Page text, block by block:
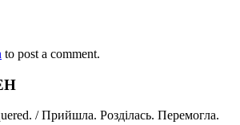
to post a comment.
/ Прийшла. Розділась. Перемогла.